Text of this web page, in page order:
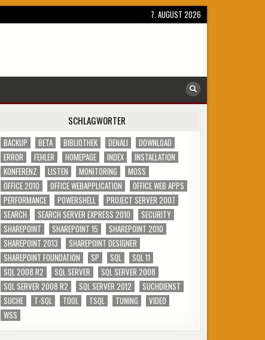
7. AUGUST 2026
SCHLAGWÖRTER
BACKUP BETA BIBLIOTHEK DENALI
DOWNLOAD
ERROR
FEHLER HOMEPAGE INDEX
INSTALLATION
KONFERENZ
LISTEN MONITORING
MOSS
OFFICE 2010
OFFICE WEBAPPLICATION
OFFICE WEB APPS
PERFORMANCE
POWERSHELL
PROJECT SERVER 2007
SEARCH
SEARCH SERVER EXPRESS 2010
SECURITY
SHAREPOINT
SHAREPOINT 15
SHAREPOINT 2010
SHAREPOINT 2013
SHAREPOINT DESIGNER
SHAREPOINT FOUNDATION
SP SQL
SQL 11
SQL 2008 R2
SQL SERVER
SQL SERVER 2008
SQL SERVER 2008 R2
SQL SERVER 2012
SUCHDIENST
SUCHE
T-SQL TOOL TSQL TUNING
VIDEO
WSS